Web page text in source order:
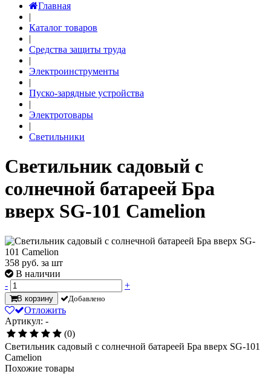
Главная
|
Каталог товаров
|
Средства защиты труда
|
Электроинструменты
|
Пуско-зарядные устройства
|
Электротовары
|
Светильники
Светильник садовый с
солнечной батареей Бра
вверх SG-101 Camelion
358 руб. за шт
В наличии
-
+
В корзину Добавлено
Отложить
Артикул: -
(0)
Светильник садовый с солнечной батареей Бра вверх SG-101
Camelion
Похожие товары